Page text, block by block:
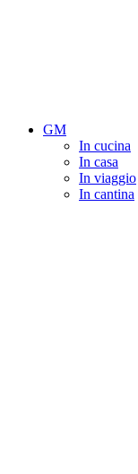
GM
In cucina
In casa
In viaggio
In cantina